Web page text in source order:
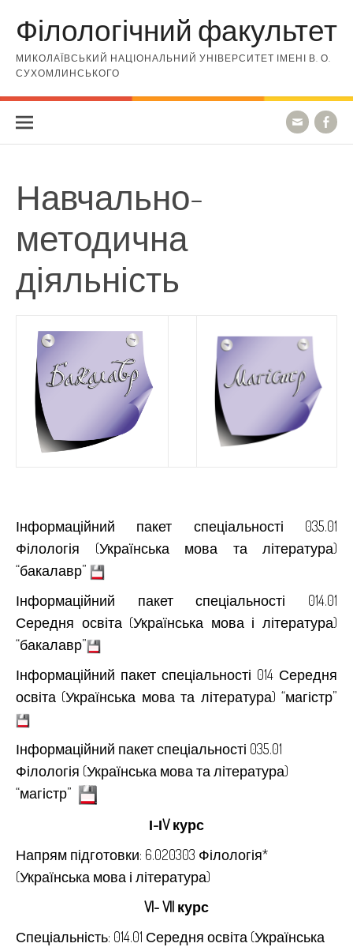
Філологічний факультет
МИКОЛАЇВСЬКИЙ НАЦІОНАЛЬНИЙ УНІВЕРСИТЕТ ІМЕНІ В. О.
СУХОМЛИНСЬКОГО
Навчально-
методична
діяльність
Інформаційний пакет спеціальності 035.01
Філологія (Українська мова та література)
“бакалавр”
Інформаційний пакет спеціальності 014.01
Середня освіта (Українська мова і література)
“бакалавр”
Інформаційний пакет спеціальності 014 Середня
освіта (Українська мова та література) “магістр”
Інформаційний пакет спеціальності 035.01
Філологія (Українська мова та література)
“магістр”
І-ІV курс
Напрям підготовки: 6.020303 Філологія*
(Українська мова і література)
VI- VII курс
Спеціальність: 014.01 Середня освіта (Українська